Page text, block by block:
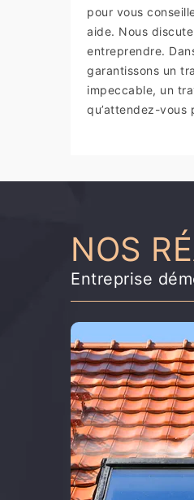
pour vous
aide. Nous
entreprendre.
garantissons un
impeccable, un
qu’attendez-vous
NOS
Entreprise